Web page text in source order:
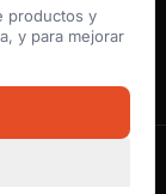
productos y
y para mejorar